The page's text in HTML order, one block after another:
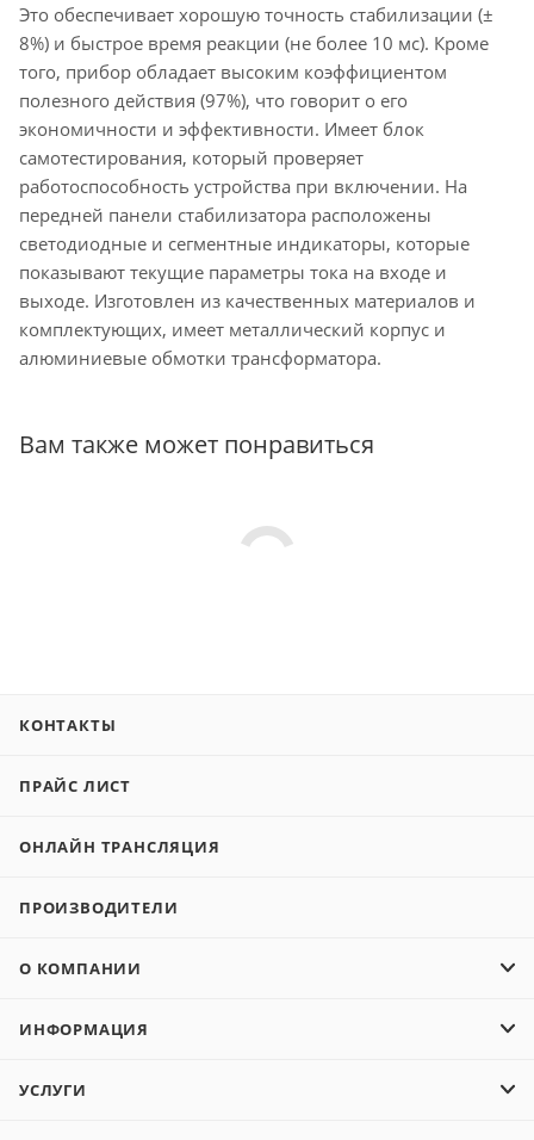
Это обеспечивает хорошую точность стабилизации (±
8%) и быстрое время реакции (не более 10 мс). Кроме
того, прибор обладает высоким коэффициентом
полезного действия (97%), что говорит о его
экономичности и эффективности. Имеет блок
самотестирования, который проверяет
работоспособность устройства при включении. На
передней панели стабилизатора расположены
светодиодные и сегментные индикаторы, которые
показывают текущие параметры тока на входе и
выходе. Изготовлен из качественных материалов и
комплектующих, имеет металлический корпус и
алюминиевые обмотки трансформатора.
Вам также может понравиться
КОНТАКТЫ
ПРАЙС ЛИСТ
ОНЛАЙН ТРАНСЛЯЦИЯ
ПРОИЗВОДИТЕЛИ
О КОМПАНИИ
ИНФОРМАЦИЯ
УСЛУГИ